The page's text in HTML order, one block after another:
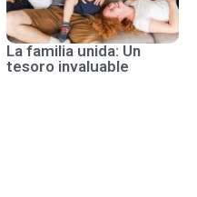
La familia unida: Un
tesoro invaluable